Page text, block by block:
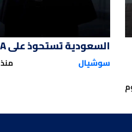
السعودية تستحوذ على EA
سوشيال منذ 2 يوم